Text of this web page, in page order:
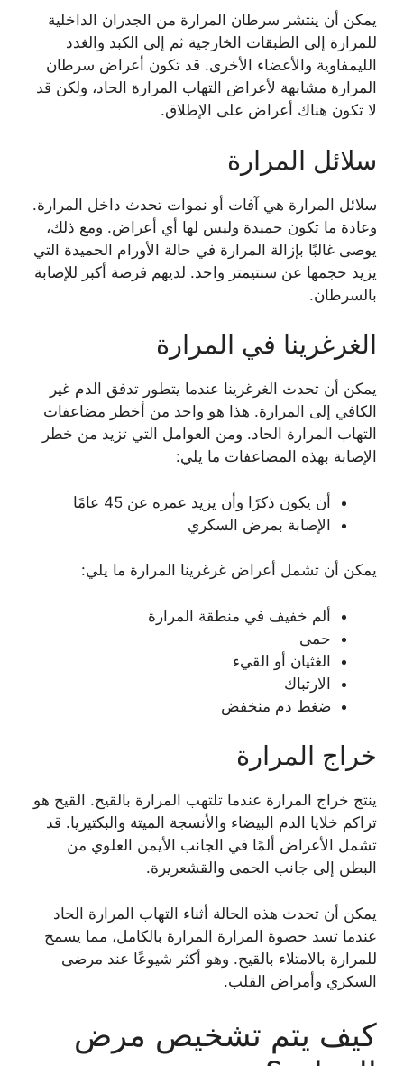
يمكن أن ينتشر سرطان المرارة من الجدران الداخلية
للمرارة إلى الطبقات الخارجية ثم إلى الكبد والغدد
الليمفاوية والأعضاء الأخرى. قد تكون أعراض سرطان
المرارة مشابهة لأعراض التهاب المرارة الحاد، ولكن قد
لا تكون هناك أعراض على الإطلاق.
سلائل المرارة
سلائل المرارة هي آفات أو نموات تحدث داخل المرارة.
وعادة ما تكون حميدة وليس لها أي أعراض. ومع ذلك،
يوصى غالبًا بإزالة المرارة في حالة الأورام الحميدة التي
يزيد حجمها عن سنتيمتر واحد. لديهم فرصة أكبر للإصابة
بالسرطان.
الغرغرينا في المرارة
يمكن أن تحدث الغرغرينا عندما يتطور تدفق الدم غير
الكافي إلى المرارة. هذا هو واحد من أخطر مضاعفات
التهاب المرارة الحاد. ومن العوامل التي تزيد من خطر
الإصابة بهذه المضاعفات ما يلي:
أن يكون ذكرًا وأن يزيد عمره عن 45 عامًا
الإصابة بمرض السكري
يمكن أن تشمل أعراض غرغرينا المرارة ما يلي:
ألم خفيف في منطقة المرارة
حمى
الغثيان أو القيء
الارتباك
ضغط دم منخفض
خراج المرارة
ينتج خراج المرارة عندما تلتهب المرارة بالقيح. القيح هو
تراكم خلايا الدم البيضاء والأنسجة الميتة والبكتيريا. قد
تشمل الأعراض ألمًا في الجانب الأيمن العلوي من
البطن إلى جانب الحمى والقشعريرة.
يمكن أن تحدث هذه الحالة أثناء التهاب المرارة الحاد
عندما تسد حصوة المرارة المرارة بالكامل، مما يسمح
للمرارة بالامتلاء بالقيح. وهو أكثر شيوعًا عند مرضى
السكري وأمراض القلب.
كيف يتم تشخيص مرض